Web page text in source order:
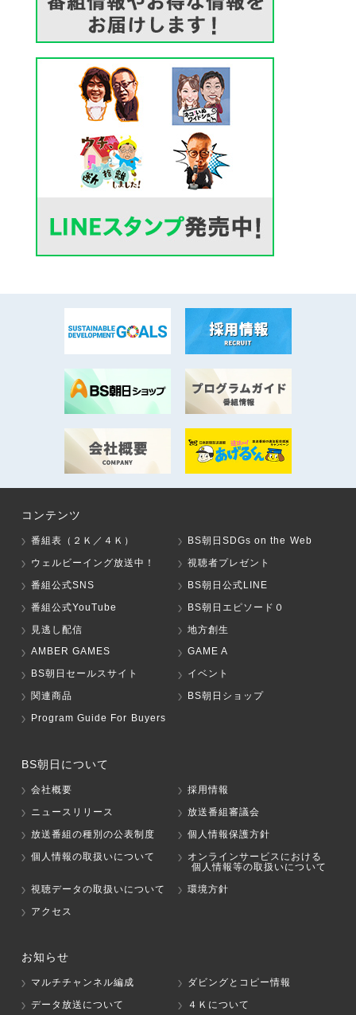
コンテンツ
番組表（２Ｋ／４Ｋ）
BS朝日SDGs on the Web
ウェルビーイング放送中！
視聴者プレゼント
番組公式SNS
BS朝日公式LINE
番組公式YouTube
BS朝日エピソード０
見逃し配信
地方創生
AMBER GAMES
GAME A
BS朝日セールスサイト
イベント
関連商品
BS朝日ショップ
Program Guide For Buyers
BS朝日について
会社概要
採用情報
ニュースリリース
放送番組審議会
放送番組の種別の公表制度
個人情報保護方針
個人情報の取扱いについて
オンラインサービスにおける
個人情報等の取扱いについて
視聴データの取扱いについて
環境方針
アクセス
お知らせ
マルチチャンネル編成
ダビングとコピー情報
データ放送について
４Ｋについて